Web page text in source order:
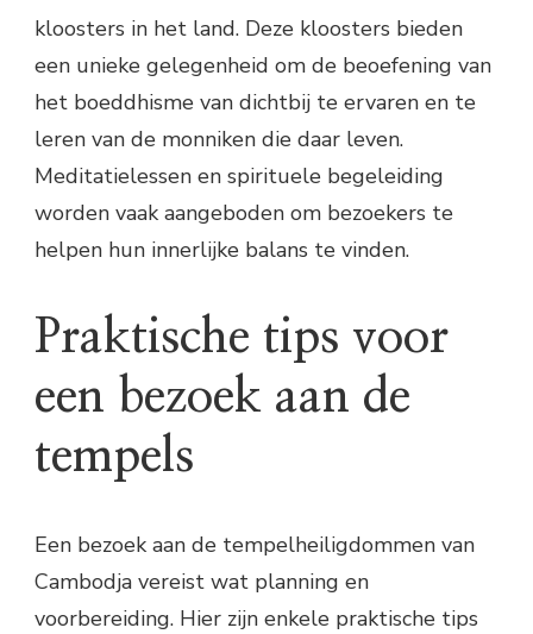
kloosters in het land. Deze kloosters bieden
een unieke gelegenheid om de beoefening van
het boeddhisme van dichtbij te ervaren en te
leren van de monniken die daar leven.
Meditatielessen en spirituele begeleiding
worden vaak aangeboden om bezoekers te
helpen hun innerlijke balans te vinden.
Praktische tips voor
een bezoek aan de
tempels
Een bezoek aan de tempelheiligdommen van
Cambodja vereist wat planning en
voorbereiding. Hier zijn enkele praktische tips